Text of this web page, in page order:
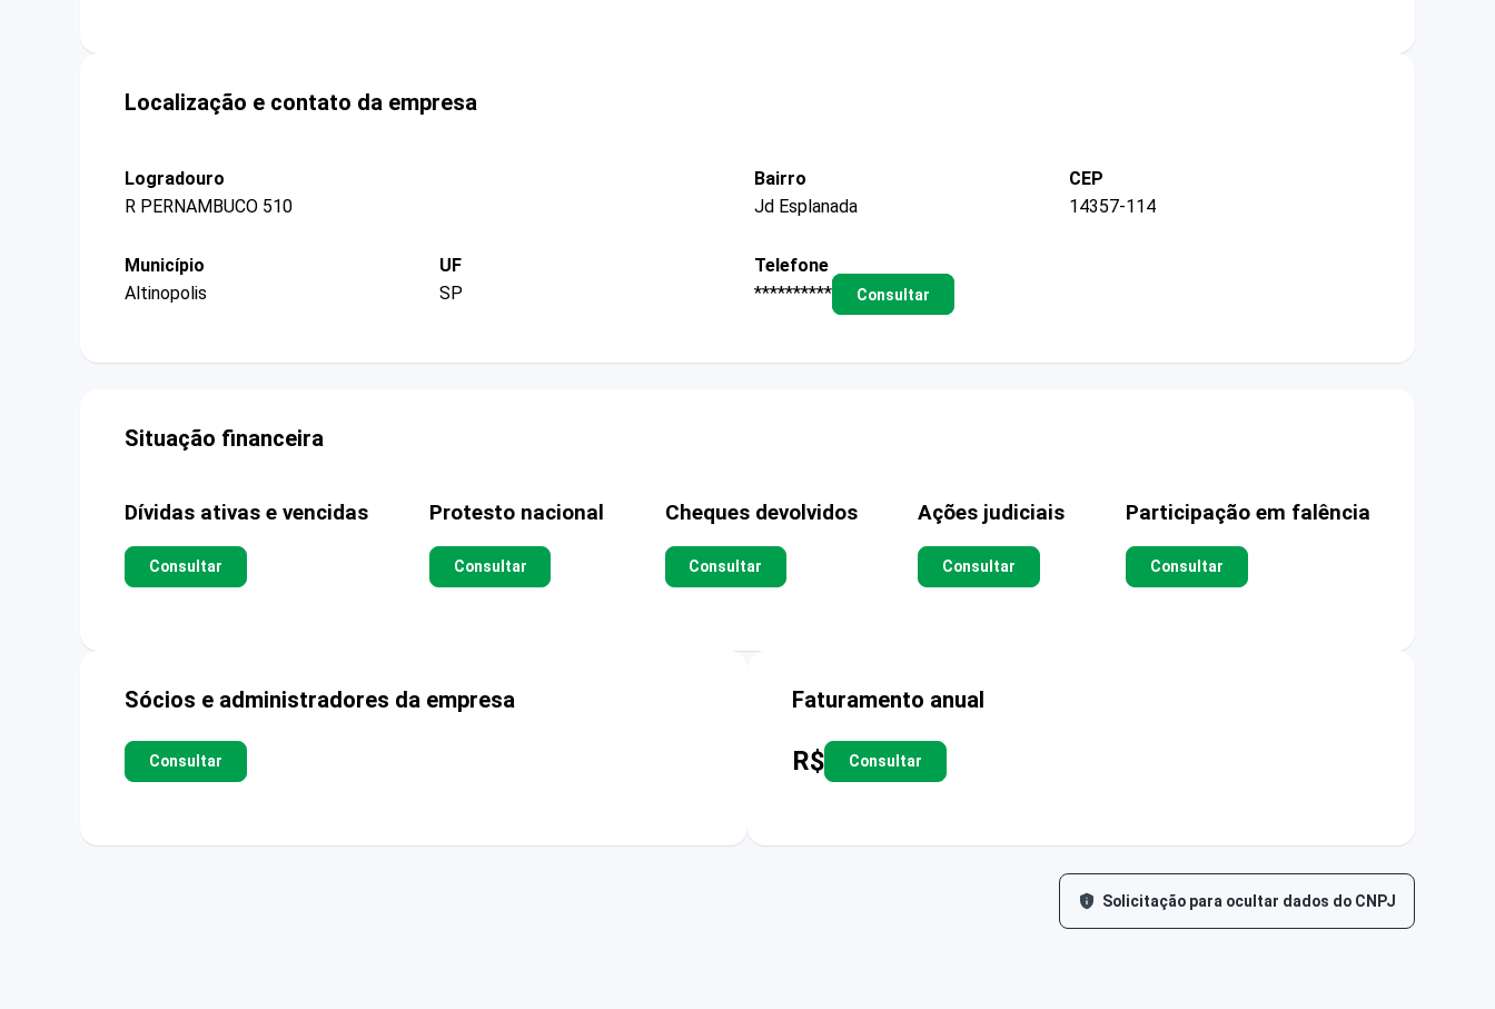
Localização e contato da empresa
Logradouro
R PERNAMBUCO 510
Bairro
Jd Esplanada
CEP
14357-114
Município
Altinopolis
UF
SP
Telefone
**********
Consultar
Situação financeira
Dívidas ativas e vencidas
Consultar
Protesto nacional
Consultar
Cheques devolvidos
Consultar
Ações judiciais
Consultar
Participação em falência
Consultar
Sócios e administradores da empresa
Consultar
Faturamento anual
R$ Consultar
Solicitação para ocultar dados do CNPJ